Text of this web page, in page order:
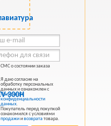
СМС о состоянии заказа
Я даю согласие на
обработку персональных
данных и ознакомлен с
Политикой
конфиденциальности
данных.
Покупатель перед покупкой
ознакомился с условиями
продажиивозврататовара.